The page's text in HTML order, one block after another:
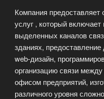
Компания предоставляет
услуг , который
выделенных каналов
зданиях, предоставление
web-дизайн,
организацию связи
офисом предприятий,
различного уровня